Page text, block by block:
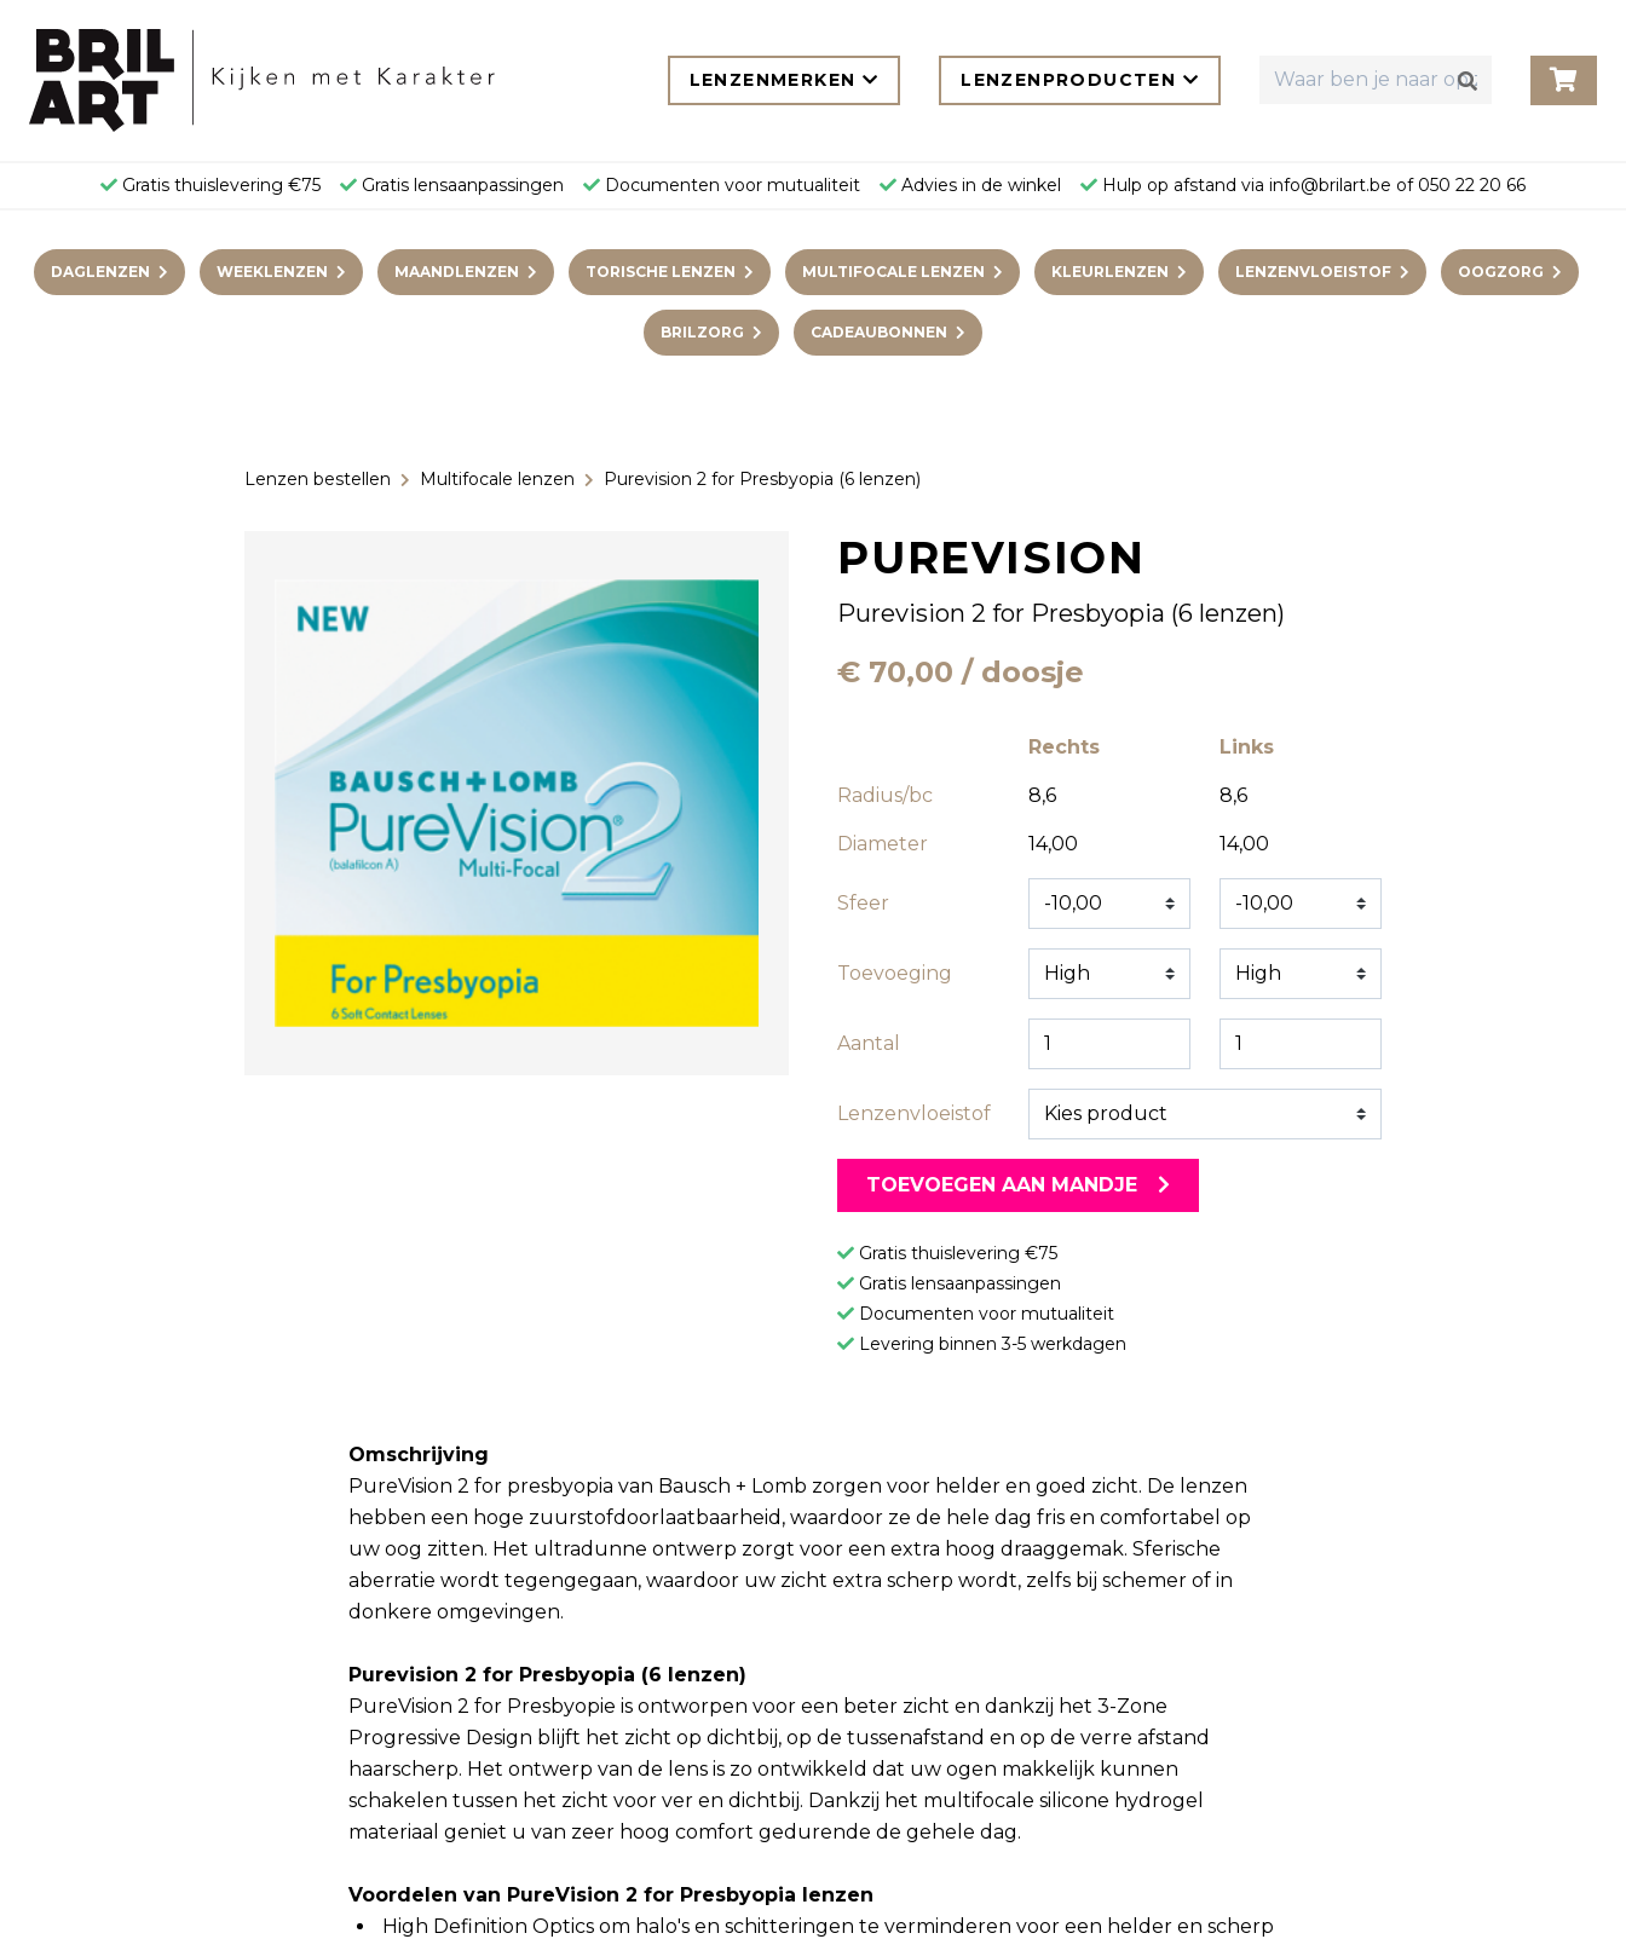
LENZENMERKEN LENZENPRODUCTEN
Gratis thuislevering €75 Gratis lensaanpassingen Documenten voor mutualiteit Advies in de winkel Hulp op afstand via info@brilart.be of 050 22 20 66
DAGLENZEN WEEKLENZEN MAANDLENZEN TORISCHE LENZEN MULTIFOCALE LENZEN KLEURLENZEN LENZENVLOEISTOF OOGZORG
BRILZORG CADEAUBONNEN
Lenzen bestellen Multifocale lenzen Purevision 2 for Presbyopia (6 lenzen)
PUREVISION
Purevision 2 for Presbyopia (6 lenzen)
€ 70,00 / doosje
Rechts Links
Radius/bc 8,6 8,6
Diameter 14,00 14,00
Sfeer
Toevoeging
Aantal
Lenzenvloeistof Kies product
TOEVOEGEN AAN MANDJE
Gratis thuislevering €75
Gratis lensaanpassingen
Documenten voor mutualiteit
Levering binnen 3-5 werkdagen
Omschrijving
PureVision 2 for presbyopia van Bausch + Lomb zorgen voor helder en goed zicht. De lenzen
hebben een hoge zuurstofdoorlaatbaarheid, waardoor ze de hele dag fris en comfortabel op
uw oog zitten. Het ultradunne ontwerp zorgt voor een extra hoog draaggemak. Sferische
aberratie wordt tegengegaan, waardoor uw zicht extra scherp wordt, zelfs bij schemer of in
donkere omgevingen.
Purevision 2 for Presbyopia (6 lenzen)
PureVision 2 for Presbyopie is ontworpen voor een beter zicht en dankzij het 3-Zone
Progressive Design blijft het zicht op dichtbij, op de tussenafstand en op de verre afstand
haarscherp. Het ontwerp van de lens is zo ontwikkeld dat uw ogen makkelijk kunnen
schakelen tussen het zicht voor ver en dichtbij. Dankzij het multifocale silicone hydrogel
materiaal geniet u van zeer hoog comfort gedurende de gehele dag.
Voordelen van PureVision 2 for Presbyopia lenzen
High Definition Optics om halo's en schitteringen te verminderen voor een helder en scherp